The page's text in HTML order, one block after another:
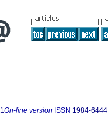
On-line version ISSN 1984-6444